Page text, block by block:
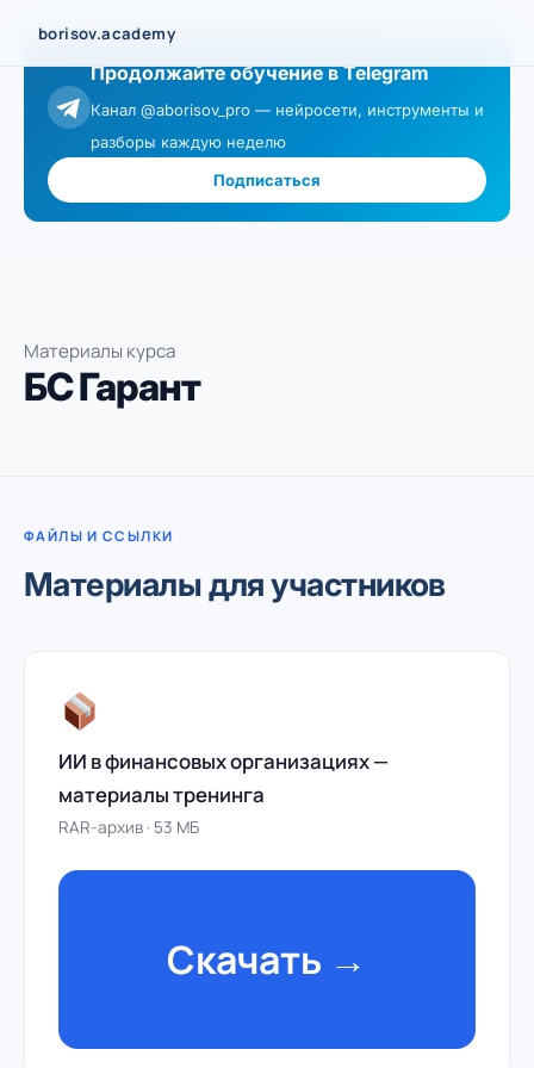
содержимомуПродолжайте обучение в Telegram
Канал @aborisov_pro — нейросети, инструменты и
разборы каждую неделю
Подписаться
borisov.academy
Материалы курса
БС Гарант
ФАЙЛЫ И ССЫЛКИ
Материалы для участников
ИИ в финансовых организациях —
материалы тренинга
RAR-архив · 53 МБ
Скачать →